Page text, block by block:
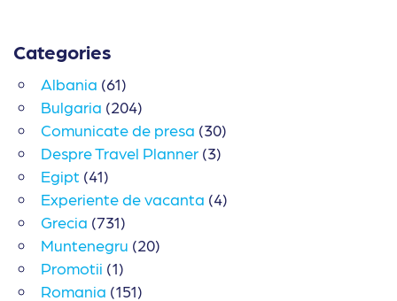
Categories
Albania (61)
Bulgaria (204)
Comunicate de presa (30)
Despre Travel Planner (3)
Egipt (41)
Experiente de vacanta (4)
Grecia (731)
Muntenegru (20)
Promotii (1)
Romania (151)